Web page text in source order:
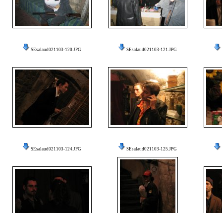
SEsalaud021103-120.JPG SEsalaud021103-121.JPG
SEsalaud021103-124.JPG SEsalaud021103-125.JPG